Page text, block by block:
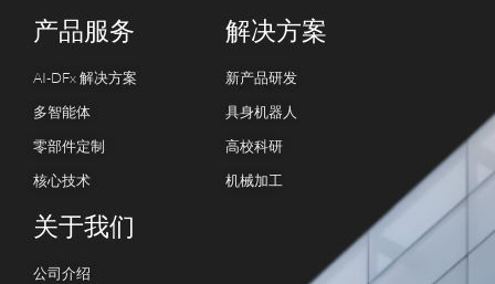
产品服务
AI-DFx 解决方案
多智能体
零部件定制
核心技术
解决方案
新产品研发
具身机器人
高校科研
机械加工
关于我们
公司介绍